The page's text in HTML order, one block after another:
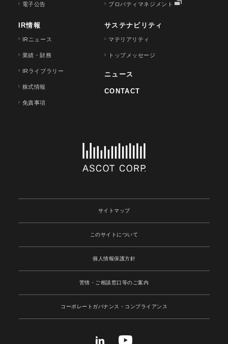
電子公告 プロパティマネジメント
IR情報
IRニュース
業績・財務
IRライブラリー
株式情報
免責事項
サステナビリティ
マテリアリティ
トップメッセージ
ニュース
CONTACT
サイトマップ
このサイトについて
個人情報保護方針
苦情・ご相談窓口等のご案内
コーポレートガバナンス ・コンプライアンス